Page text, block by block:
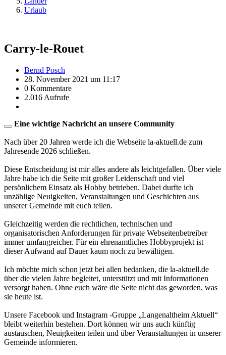
Urlaub
Carry-le-Rouet
Bernd Posch
28. November 2021 um 11:17
0 Kommentare
2.016 Aufrufe
Eine wichtige Nachricht an unsere Community
Nach über 20 Jahren werde ich die Webseite la-aktuell.de zum
Jahresende 2026 schließen.
Diese Entscheidung ist mir alles andere als leichtgefallen. Über viele
Jahre habe ich die Seite mit großer Leidenschaft und viel
persönlichem Einsatz als Hobby betrieben. Dabei durfte ich
unzählige Neuigkeiten, Veranstaltungen und Geschichten aus
unserer Gemeinde mit euch teilen.
Gleichzeitig werden die rechtlichen, technischen und
organisatorischen Anforderungen für private Webseitenbetreiber
immer umfangreicher. Für ein ehrenamtliches Hobbyprojekt ist
dieser Aufwand auf Dauer kaum noch zu bewältigen.
Ich möchte mich schon jetzt bei allen bedanken, die la-aktuell.de
über die vielen Jahre begleitet, unterstützt und mit Informationen
versorgt haben. Ohne euch wäre die Seite nicht das geworden, was
sie heute ist.
Unsere Facebook und Instagram -Gruppe „Langenaltheim Aktuell“
bleibt weiterhin bestehen. Dort können wir uns auch künftig
austauschen, Neuigkeiten teilen und über Veranstaltungen in unserer
Gemeinde informieren.